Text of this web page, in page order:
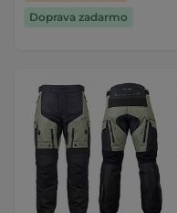
Doprava zadarmo